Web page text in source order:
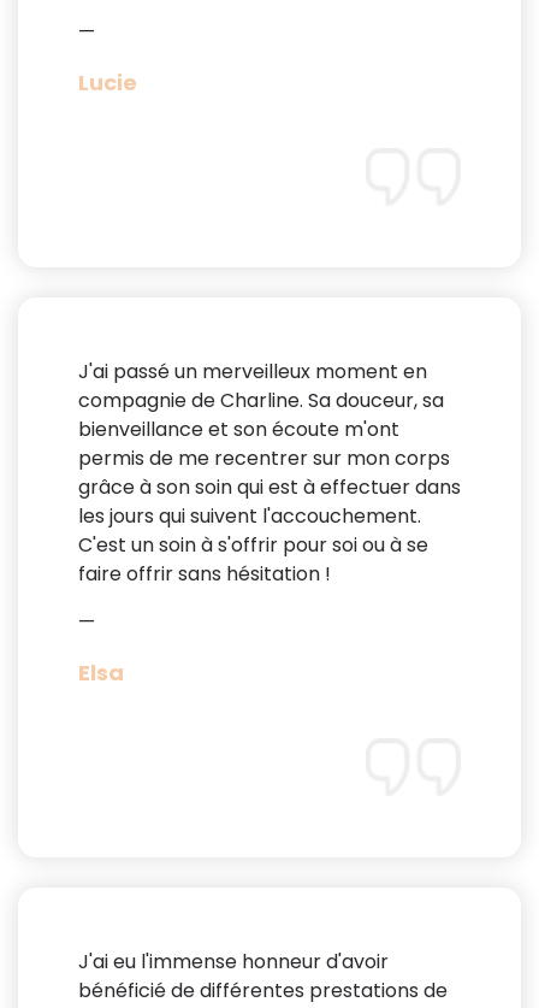
—
Lucie
J'ai passé un merveilleux moment en
compagnie de Charline. Sa douceur, sa
bienveillance et son écoute m'ont
permis de me recentrer sur mon corps
grâce à son soin qui est à effectuer dans
les jours qui suivent l'accouchement.
C'est un soin à s'offrir pour soi ou à se
faire offrir sans hésitation !
—
Elsa
J'ai eu l'immense honneur d'avoir
bénéficié de différentes prestations de